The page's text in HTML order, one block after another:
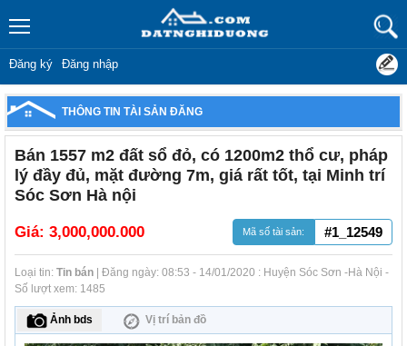
Đăng ký Đăng nhập
THÔNG TIN TÀI SẢN ĐĂNG
Bán 1557 m2 đất sổ đỏ, có 1200m2 thổ cư, pháp
lý đầy đủ, mặt đường 7m, giá rất tốt, tại Minh trí
Sóc Sơn Hà nội
Giá: 3,000,000.000 Mã số tài sản: #1_12549
Loại tin: Tin bán | Đăng ngày: 08:53 - 14/01/2020 : Huyện Sóc Sơn -Hà Nội -
Số lượt xem: 1485
Ảnh bds Vị trí bản đồ